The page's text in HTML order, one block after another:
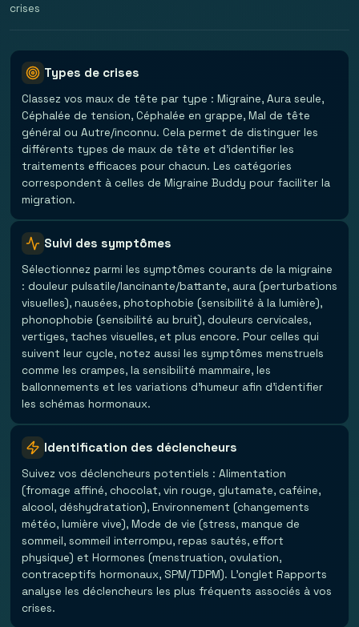
crises
Types de crises
Classez vos maux de tête par type : Migraine, Aura seule,
Céphalée de tension, Céphalée en grappe, Mal de tête
général ou Autre/inconnu. Cela permet de distinguer les
différents types de maux de tête et d'identifier les
traitements efficaces pour chacun. Les catégories
correspondent à celles de Migraine Buddy pour faciliter la
migration.
Suivi des symptômes
Sélectionnez parmi les symptômes courants de la migraine
: douleur pulsatile/lancinante/battante, aura (perturbations
visuelles), nausées, photophobie (sensibilité à la lumière),
phonophobie (sensibilité au bruit), douleurs cervicales,
vertiges, taches visuelles, et plus encore. Pour celles qui
suivent leur cycle, notez aussi les symptômes menstruels
comme les crampes, la sensibilité mammaire, les
ballonnements et les variations d'humeur afin d'identifier
les schémas hormonaux.
Identification des déclencheurs
Suivez vos déclencheurs potentiels : Alimentation
(fromage affiné, chocolat, vin rouge, glutamate, caféine,
alcool, déshydratation), Environnement (changements
météo, lumière vive), Mode de vie (stress, manque de
sommeil, sommeil interrompu, repas sautés, effort
physique) et Hormones (menstruation, ovulation,
contraceptifs hormonaux, SPM/TDPM). L'onglet Rapports
analyse les déclencheurs les plus fréquents associés à vos
crises.